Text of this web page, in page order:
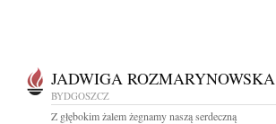
JADWIGA ROZMARYNOWSKA
BYDGOSZCZ
Z głębokim żalem żegnamy naszą serdeczną